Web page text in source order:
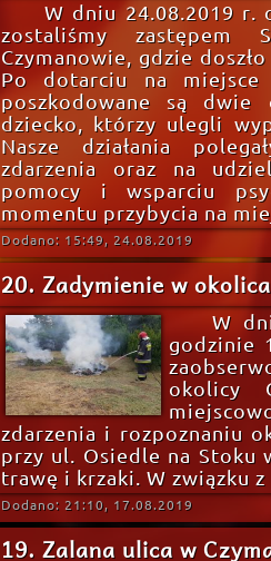
W dniu 24.08.2019 r.
zostaliśmy zastępem
Czymanowie, gdzie
Po dotarciu na
poszkodowane są dwie
dziecko, którzy ulegli
Nasze działania
zdarzenia oraz na
pomocy i wsparciu
momentu przybycia na
Dodano: 15:49, 24.08.2019
20. Zadymienie w
W
godzinie
okolicy
zdarzenia i rozpoznaniu
przy ul. Osiedle na Stoku
trawę i krzaki. W związku
Dodano: 21:10, 17.08.2019
19. Zalana ulica w